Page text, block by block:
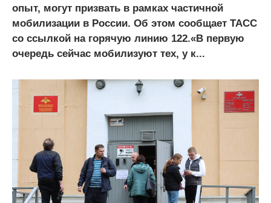
опыт, могут призвать в рамках частичной
мобилизации в России. Об этом сообщает ТАСС
со ссылкой на горячую линию 122.«В первую
очередь сейчас мобилизуют тех, у к...